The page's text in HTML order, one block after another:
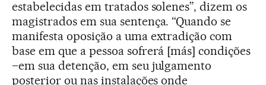
estabelecidas em tratados solenes”, dizem os
magistrados em sua sentença. “Quando se
manifesta oposição a uma extradição com
base em que a pessoa sofrerá [más] condições
–em sua detenção, em seu julgamento
posterior ou nas instalações onde